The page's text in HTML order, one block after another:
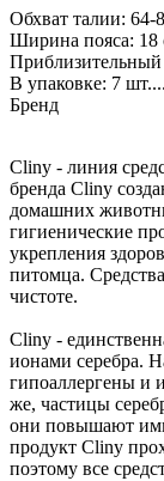
Обхват талии: 64-
Ширина пояса: 18
Приблизительный
В упаковке: 7 шт....
Бренд
Cliny - линия
бренда Cliny
домашних
гигиенические
укрепления
питомца.
чистоте.
Cliny -
ионами серебра.
гипоаллергены и
же, частицы
они повышают
продукт Cliny
поэтому все